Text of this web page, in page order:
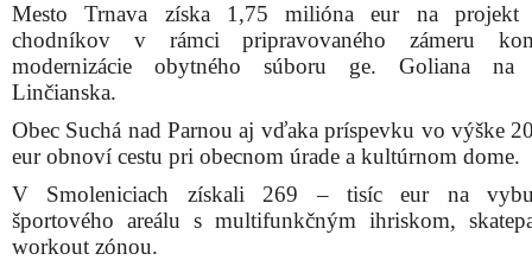
Mesto Trnava získa 1,75 milióna eur na projekt
chodníkov v rámci pripravovaného zámeru
modernizácie obytného súboru ge. Goliana na
Linčianska.
Obec Suchá nad Parnou aj vďaka príspevku vo výške
eur obnoví cestu pri obecnom úrade a kultúrnom dome.
V Smoleniciach získali 269 – tisíc eur na
športového areálu s multifunkčným ihriskom,
workout zónou.